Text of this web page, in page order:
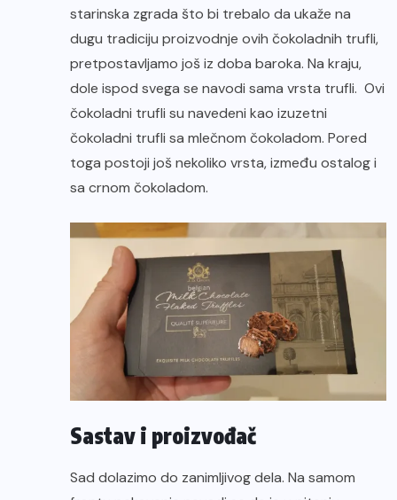
starinska zgrada što bi trebalo da ukaže na
dugu tradiciju proizvodnje ovih čokoladnih trufli,
pretpostavljamo još iz doba baroka. Na kraju,
dole ispod svega se navodi sama vrsta trufli. Ovi
čokoladni trufli su navedeni kao izuzetni
čokoladni trufli sa mlečnom čokoladom. Pored
toga postoji još nekoliko vrsta, između ostalog i
sa crnom čokoladom.
Sastav i proizvođač
Sad dolazimo do zanimljivog dela. Na samom